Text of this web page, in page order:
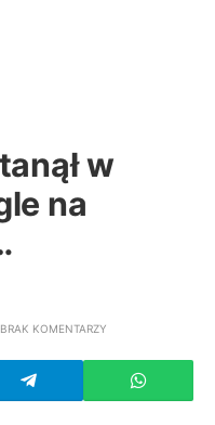
w
na
BRAK KOMENTARZY